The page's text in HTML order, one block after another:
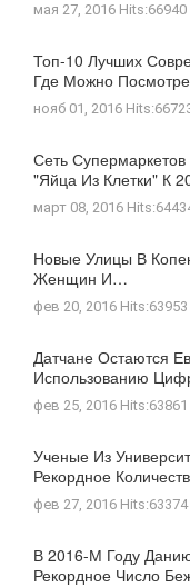
мая 27, 2016 Hits:66940
Топ-10 Лучших
Где Можно
нояб 01, 2016
Сеть
"яйца Из Клетки" К
март 08, 2016
Новые Улицы В
Женщин И…
фев 20, 2016 Hits:63953
Датчане Остаются
Использованию
фев 25, 2016 Hits:63861
Ученые Из
Рекордное
фев 27, 2016 Hits:63374
В 2016-М Году
Рекордное Число